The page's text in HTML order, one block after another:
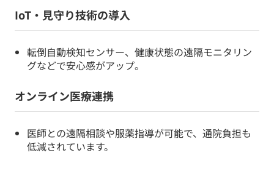
IoT・見守り技術の導入
転倒自動検知センサー、健康状態の遠隔モニタリン
グなどで安心感がアップ。
オンライン医療連携
医師との遠隔相談や服薬指導が可能で、通院負担も
低減されています。